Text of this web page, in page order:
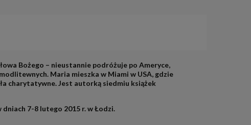
Bożego – nieustannie podróżuje po Ameryce,
Maria mieszka w Miami w USA, gdzie
charytatywne. Jest autorką siedmiu książek
7-8 lutego 2015 r. w Łodzi.